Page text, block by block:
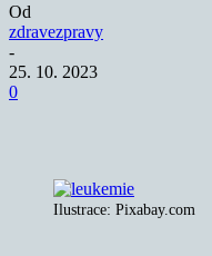
Od
zdravezpravy
-
25. 10. 2023
0
Ilustrace: Pixabay.com